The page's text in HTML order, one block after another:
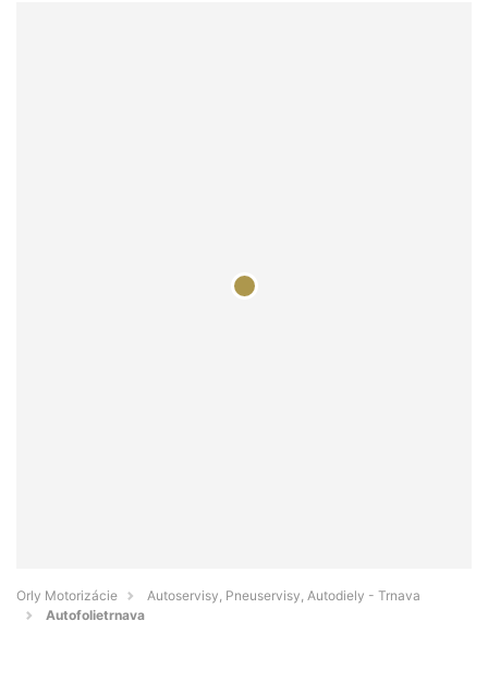
Orly Motorizácie
Autoservisy, Pneuservisy, Autodiely - Trnava
Autofolietrnava